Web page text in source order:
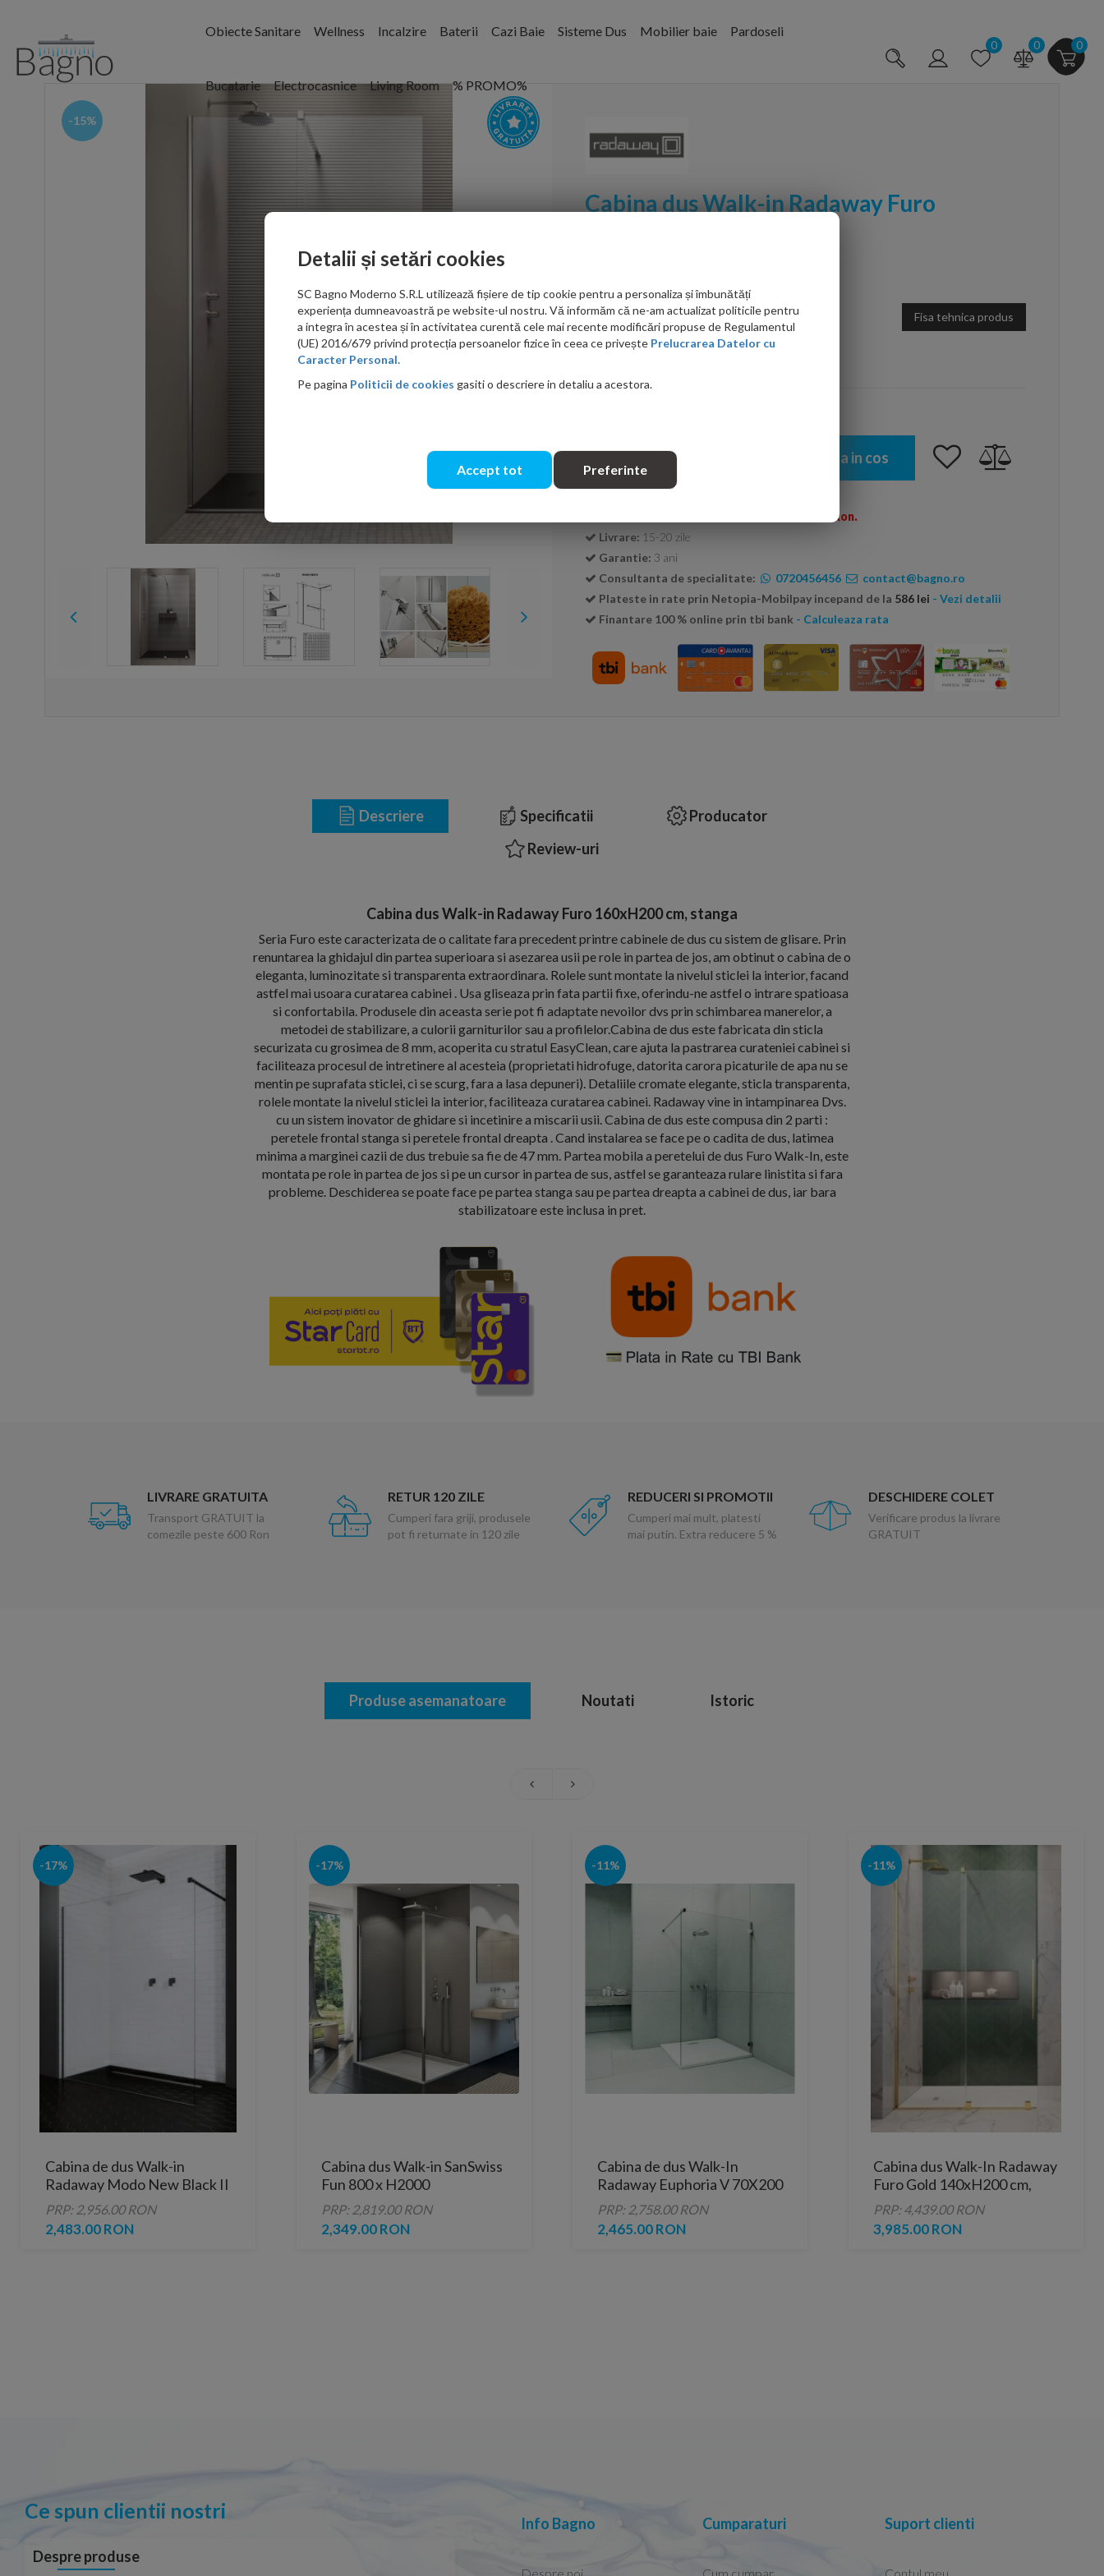
Obiecte Sanitare Wellness Incalzire Baterii Cazi Baie Sisteme Dus Mobilier baie Pardoseli
Bucatarie Electrocasnice Living Room % PROMO%
0 0 0
-15%
Cabina dus Walk-in Radaway Furo
PRP: 4,135.00 RON
3,518.00 RON Fisa tehnica produs
Adauga in cos
Transport GRATUIT la comenzi peste 600 Ron.
Livrare: 15-20 zile
Garantie: 3 ani
Consultanta de specialitate:
0720456456
contact@bagno.ro
Plateste in rate prin Netopia-Mobilpay incepand de la 586 lei - Vezi detalii
Finantare 100 % online prin tbi bank - Calculeaza rata
Descriere Specificatii
Producator
Review-uri
Cabina dus Walk-in Radaway Furo 160xH200 cm, stanga
Seria Furo este caracterizata de o calitate fara precedent printre cabinele de dus cu sistem de glisare. Prin
renuntarea la ghidajul din partea superioara si asezarea usii pe role in partea de jos, am obtinut o cabina de o
eleganta, luminozitate si transparenta extraordinara. Rolele sunt montate la nivelul sticlei la interior, facand
astfel mai usoara curatarea cabinei . Usa gliseaza prin fata partii fixe, oferindu-ne astfel o intrare spatioasa
si confortabila. Produsele din aceasta serie pot fi adaptate nevoilor dvs prin schimbarea manerelor, a
metodei de stabilizare, a culorii garniturilor sau a profilelor.Cabina de dus este fabricata din sticla
securizata cu grosimea de 8 mm, acoperita cu stratul EasyClean, care ajuta la pastrarea curateniei cabinei si
faciliteaza procesul de intretinere al acesteia (proprietati hidrofuge, datorita carora picaturile de apa nu se
mentin pe suprafata sticlei, ci se scurg, fara a lasa depuneri). Detaliile cromate elegante, sticla transparenta,
rolele montate la nivelul sticlei la interior, faciliteaza curatarea cabinei. Radaway vine in intampinarea Dvs.
cu un sistem inovator de ghidare si incetinire a miscarii usii. Cabina de dus este compusa din 2 parti :
peretele frontal stanga si peretele frontal dreapta . Cand instalarea se face pe o cadita de dus, latimea
minima a marginei cazii de dus trebuie sa fie de 47 mm. Partea mobila a peretelui de dus Furo Walk-In, este
montata pe role in partea de jos si pe un cursor in partea de sus, astfel se garanteaza rulare linistita si fara
probleme. Deschiderea se poate face pe partea stanga sau pe partea dreapta a cabinei de dus, iar bara
stabilizatoare este inclusa in pret.
LIVRARE GRATUITA
Transport GRATUIT la
comezile peste 600 Ron
RETUR 120 ZILE
Cumperi fara griji, produsele
pot fi returnate in 120 zile
REDUCERI SI PROMOTII
Cumperi mai mult, platesti
mai putin. Extra reducere 5 %
DESCHIDERE COLET
Verificare produs la livrare
GRATUIT
Produse asemanatoare Noutati Istoric
-17%
Cabina de dus Walk-in
Radaway Modo New Black II
150 cm, profil negru
PRP: 2,956.00 RON
2,483.00 RON
-17%
Cabina dus Walk-in SanSwiss
Fun 800 x H2000
PRP: 2,819.00 RON
2,349.00 RON
-11%
Cabina de dus Walk-In
Radaway Euphoria V 70X200
cm sticla transparenta
PRP: 2,758.00 RON
2,465.00 RON
-11%
Cabina dus Walk-In Radaway
Furo Gold 140xH200 cm,
stanga
PRP: 4,439.00 RON
3,985.00 RON
Ce spun clientii nostri
Despre produse
Info Bagno Cumparaturi Suport clienti
Detalii și setări cookies
SC Bagno Moderno S.R.L utilizează fișiere de tip cookie pentru a personaliza și îmbunătăți
experiența dumneavoastră pe website-ul nostru. Vă informăm că ne-am actualizat politicile pentru
a integra în acestea și în activitatea curentă cele mai recente modificări propuse de Regulamentul
(UE) 2016/679 privind protecția persoanelor fizice în ceea ce privește Prelucrarea Datelor cu
Caracter Personal.
Pe pagina Politicii de cookies gasiti o descriere in detaliu a acestora.
Accept tot Preferinte